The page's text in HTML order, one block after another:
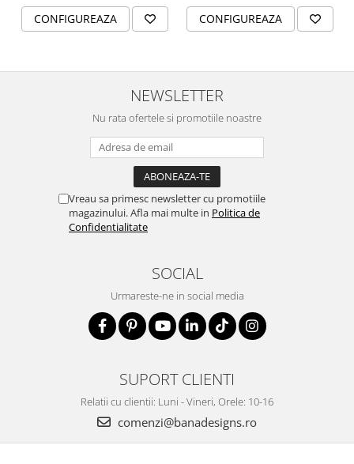
CONFIGUREAZA CONFIGUREAZA
NEWSLETTER
Nu rata ofertele si promotiile noastre
Vreau sa primesc newsletter cu promotiile
magazinului. Afla mai multe in Politica de
Confidentialitate
SOCIAL
Urmareste-ne in social media
SUPORT CLIENTI
Relatii cu clientii: Luni - Vineri, Orele: 10-16
comenzi@banadesigns.ro